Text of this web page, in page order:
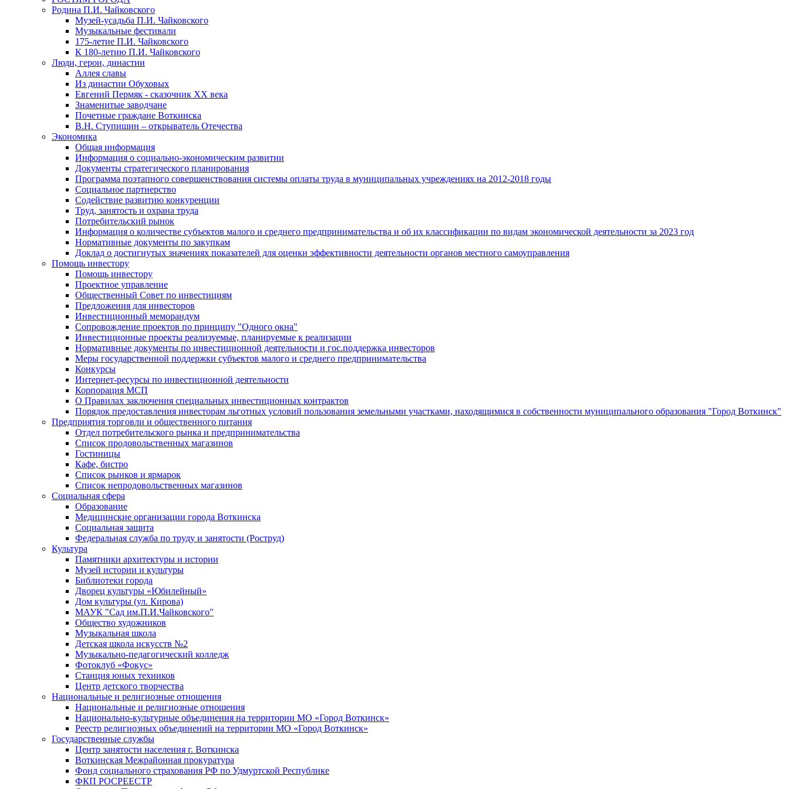
Родина П.И. Чайковского
Музей-усадьба П.И. Чайковского
Музыкальные фестивали
175-летие П.И. Чайковского
К 180-летию П.И. Чайковского
Люди, герои, династии
Аллея славы
Из династии Обуховых
Евгений Пермяк - сказочник XX века
Знаменитые заводчане
Почетные граждане Воткинска
В.Н. Ступишин – открыватель Отечества
Экономика
Общая информация
Информация о социально-экономическим развитии
Документы стратегического планирования
Программа поэтапного совершенствования системы оплаты труда в муниципальных учреждениях на 2012-2018 годы
Социальное партнерство
Содействие развитию конкуренции
Труд, занятость и охрана труда
Потребительский рынок
Информация о количестве субъектов малого и среднего предпринимательства и об их классификации по видам экономической деятельности за 2023 год
Нормативные документы по закупкам
Доклад о достигнутых значениях показателей для оценки эффективности деятельности органов местного самоуправления
Помощь инвестору
Помощь инвестору
Проектное управление
Общественный Совет по инвестициям
Предложения для инвесторов
Инвестиционный меморандум
Сопровождение проектов по принципу "Oдного окна"
Инвестиционные проекты реализуемые, планируемые к реализации
Нормативные документы по инвестиционной деятельности и гос.поддержка инвесторов
Меры государственной поддержки субъектов малого и среднего предпринимательства
Конкурсы
Интернет-ресурсы по инвестиционной деятельности
Корпорация МСП
О Правилах заключения специальных инвестиционных контрактов
Порядок предоставления инвесторам льготных условий пользования земельными участками, находящимися в собственности муниципального образования "Город Воткинск"
Предприятия торговли и общественного питания
Отдел потребительского рынка и предпринимательства
Список продовольственных магазинов
Гостиницы
Кафе, бистро
Cписок рынков и ярмарок
Список непродовольственных магазинов
Социальная сфера
Образование
Медицинские организации города Воткинска
Социальная защита
Федеральная служба по труду и занятости (Роструд)
Культура
Памятники архитектуры и истории
Музей истории и культуры
Библиотеки города
Дворец культуры «Юбилейный»
Дом культуры (ул. Кирова)
МАУК "Сад им.П.И.Чайковского"
Общество художников
Музыкальная школа
Детская школа искусств №2
Музыкально-педагогический колледж
Фотоклуб «Фокус»
Станция юных техников
Центр детского творчества
Национальные и религиозные отношения
Национальные и религиозные отношения
Национально-культурные объединения на территории МО «Город Воткинск»
Реестр религиозных объединений на территории МО «Город Воткинск»
Государственные службы
Центр занятости населения г. Воткинска
Воткинская Межрайонная прокуратура
Фонд социального страхования РФ по Удмуртской Республике
ФКП РОСРЕЕСТР